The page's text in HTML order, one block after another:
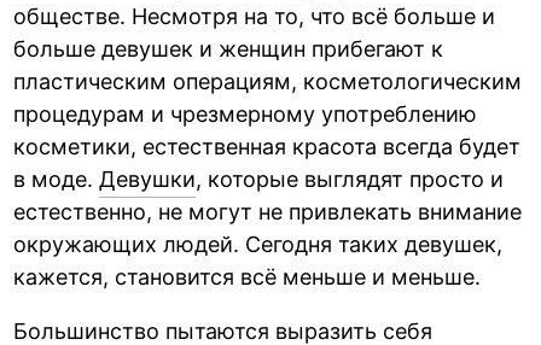
обществе. Несмотря на то, что всё больше и
больше девушек и женщин прибегают к
пластическим операциям, косметологическим
процедурам и чрезмерному употреблению
косметики, естественная красота всегда будет
в моде.Девушки, которые выглядят просто и
естественно, не могут не привлекать внимание
окружающих людей. Сегодня таких девушек,
кажется, становится всё меньше и меньше.
Большинство пытаются выразить себя